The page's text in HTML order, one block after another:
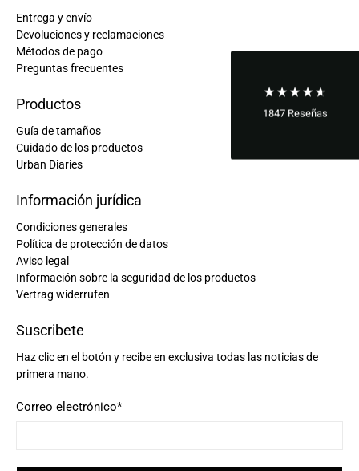
1847 Reseñas
Entrega y envío
Devoluciones y reclamaciones
Métodos de pago
Preguntas frecuentes
Productos
Guía de tamaños
Cuidado de los productos
Urban Diaries
Información jurídica
Condiciones generales
Política de protección de datos
Aviso legal
Información sobre la seguridad de los productos
Vertrag widerrufen
Suscribete
Haz clic en el botón y recibe en exclusiva todas las noticias de
primera mano.
Correo electrónico*